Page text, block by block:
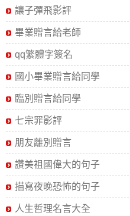
讓子彈飛影評
畢業贈言給老師
qq繁體字簽名
國小畢業贈言給同學
臨別贈言給同學
七宗罪影評
朋友離別贈言
讚美祖國偉大的句子
描寫夜晚恐怖的句子
人生哲理名言大全